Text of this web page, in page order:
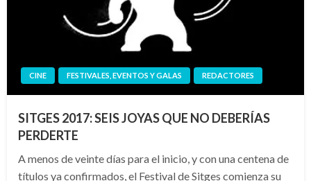
CINE FESTIVALES, EVENTOS Y GALAS REDACTORES
SITGES 2017: SEIS JOYAS QUE NO DEBERÍAS
PERDERTE
A menos de veinte días para el inicio, y con una centena de
títulos ya confirmados, el Festival de Sitges comienza su